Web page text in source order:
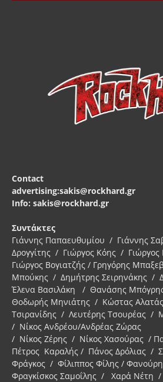
Contact
advertising:sakis@rockhard.gr
Info: sakis@rockhard.gr
Συντάκτες
Γιάννης Παπαευθυμίου / Γιάννης
Δρογγίτης / Γιώργος Κόης /
Γιώργος Βογιατζής / Γρηγόρης
Μπούκης / Δημήτρης Σειρηνάκης /
Έλενα Βασιλάκη / Θανάσης
Θοδωρής Μηνιάτης / Κώστας
Τσιρανίδης / Λευτέρης Τσουρέας /
/ Νίκος Ανδρέου/Ανδρέας Ζώρας
/ Νίκος Ζέρης / Νίκος Χασούρας /
Πέτρος Καραλής / Πάνος Δρόλιας /
Φράγκος / Φίλιππος Φίλης /
Φραγκίσκος Σαμοΐλης / Χαρά Νέτη